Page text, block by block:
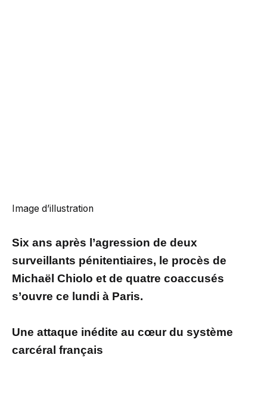
Image d’illustration
Six ans après l’agression de deux
surveillants pénitentiaires, le procès de
Michaël Chiolo et de quatre coaccusés
s’ouvre ce lundi à Paris.
Une attaque inédite au cœur du système
carcéral français